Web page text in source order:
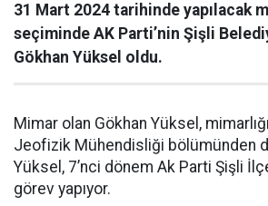
31 Mart 2024 tarihinde yapılacak
seçiminde AK Parti’nin Şişli
Gökhan Yüksel oldu.
Mimar olan Gökhan Yüksel,
Jeofizik Mühendisliği bölümünden
Yüksel, 7’nci dönem Ak Parti Şişli
görev yapıyor.